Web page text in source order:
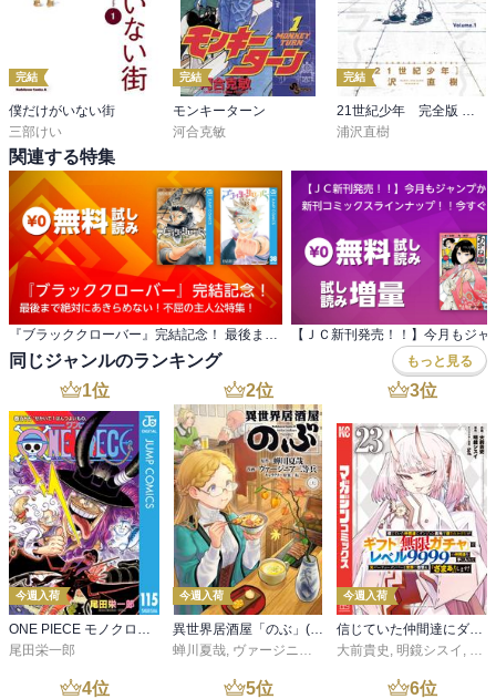
完結
僕だけがいない街
三部けい
完結
モンキーターン
河合克敏
完結
浦沢直樹
関連する特集
同じジャンルのランキング もっと見る
1位
今週入荷
ONE PIECE モノクロ版 115
尾田栄一郎
2位
今週入荷
異世界居酒屋「のぶ」(22)
蝉川夏哉, ヴァージニア二等兵 ,転
3位
今週入荷
信じていた仲間達にダンジョン奥地で殺されかけたがギフト『無限ガチャ』でレベル９９９９の仲間達を手に入れて元パーティーメンバーと世界に復讐＆『ざまぁ！』します！（２３）
大前貴史 , 明鏡シスイ , ｔ
4位 5位 6位